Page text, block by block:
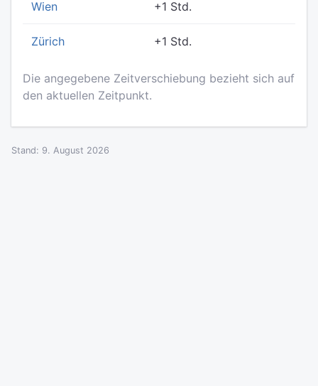
Wien +1 Std.
Zürich +1 Std.
Die angegebene Zeitverschiebung bezieht sich auf
den aktuellen Zeitpunkt.
Stand: 9. August 2026